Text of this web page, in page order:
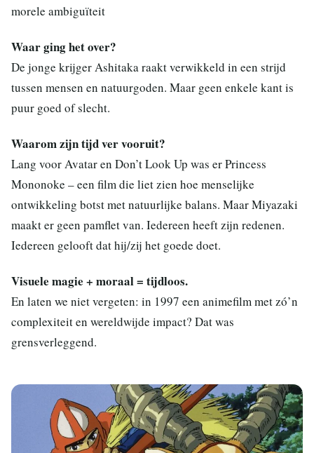
morele ambiguïteit
Waar ging het over?
De jonge krijger Ashitaka raakt verwikkeld in een strijd
tussen mensen en natuurgoden. Maar geen enkele kant is
puur goed of slecht.
Waarom zijn tijd ver vooruit?
Lang voor Avatar en Don’t Look Up was er Princess
Mononoke – een film die liet zien hoe menselijke
ontwikkeling botst met natuurlijke balans. Maar Miyazaki
maakt er geen pamflet van. Iedereen heeft zijn redenen.
Iedereen gelooft dat hij/zij het goede doet.
Visuele magie + moraal = tijdloos.
En laten we niet vergeten: in 1997 een animefilm met zó’n
complexiteit en wereldwijde impact? Dat was
grensverleggend.